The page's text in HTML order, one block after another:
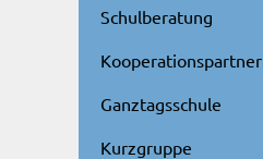
Schulberatung
Kooperationspartner
Ganztagsschule
Kurzgruppe